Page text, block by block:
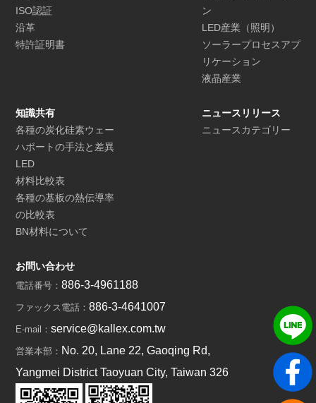
ISO認証
沿革
特許証明書
ン
LED産業（照明）
ソーラープロセスアプ
リケーション
液晶産業
知識共有
各種の炭化硅素ウェー
ハボートの手法と差異
LED
材料比較表
各種の基板の熱伝導率
の比較表
BN材料について
ニュースリリース
ニュースカテゴリー
お問い合わせ
電話番号：886-3-4961188
ファックス電話：886-3-4641007
E-mail：service@kallex.com.tw
営業本部： No. 20, Lane 22, Gaoqing Rd,
Yangmei District Taoyuan City, Taiwan 326